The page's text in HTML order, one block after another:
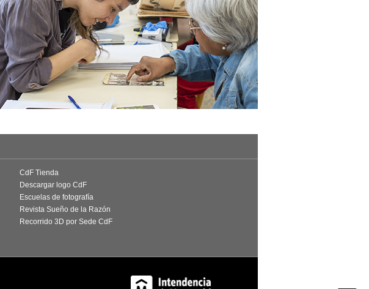
CdF Tienda
Descargar logo CdF
Escuelas de fotografía
Revista Sueño de la Razón
Recorrido 3D por Sede CdF